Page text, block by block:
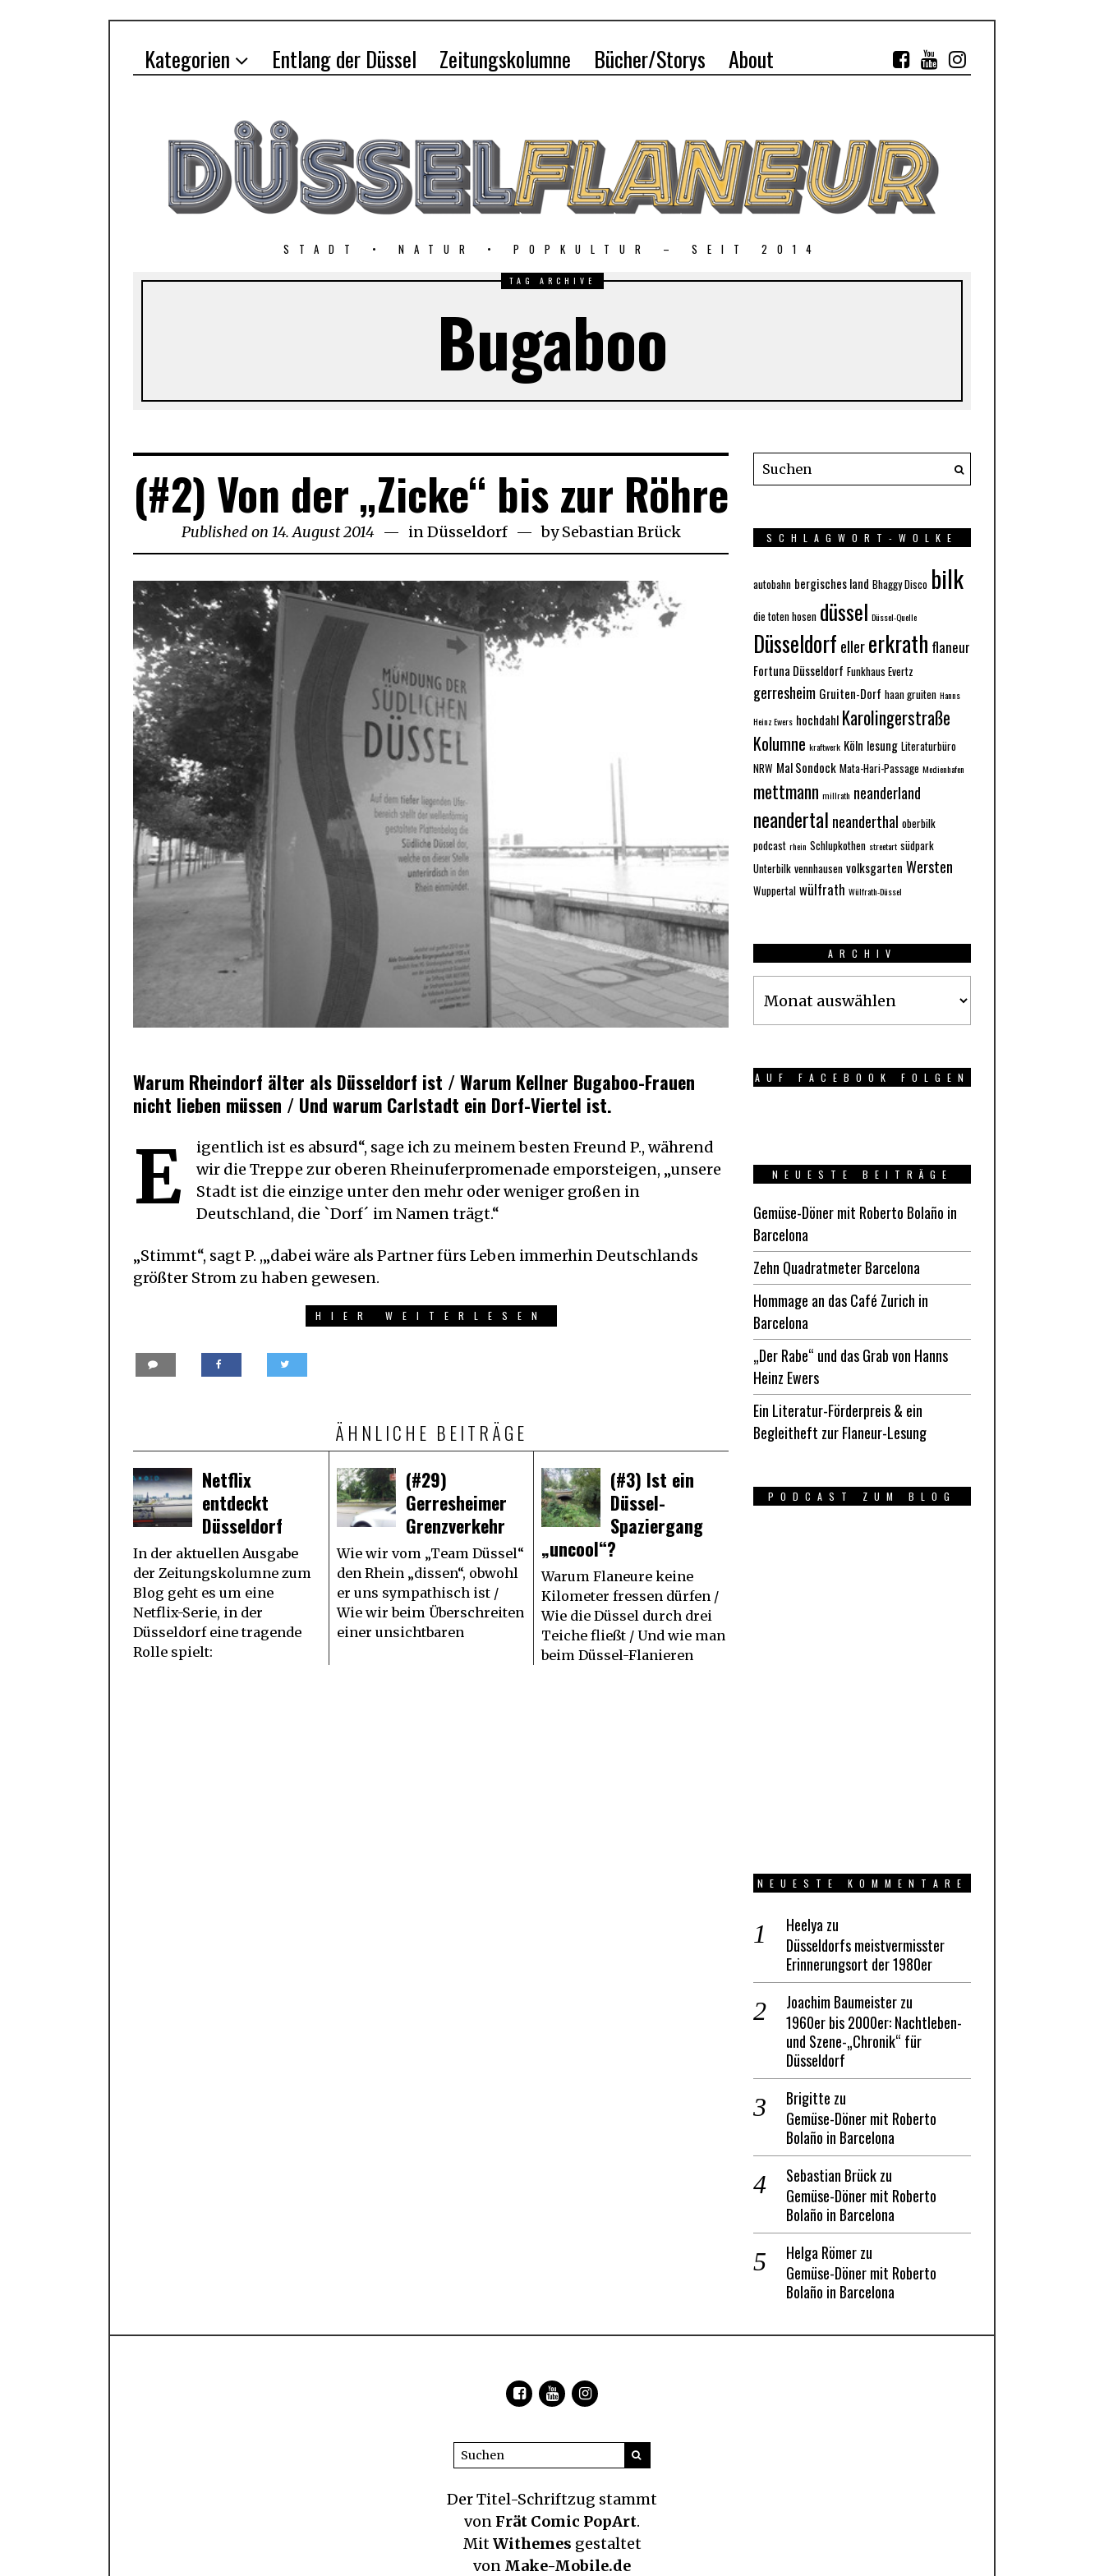
Kategorien Entlang der Düssel Zeitungskolumne Bücher/Storys About
STADT • NATUR • POPKULTUR – SEIT 2014
TAG ARCHIVE
Bugaboo
(#2) Von der „Zicke“ bis zur Röhre
Published on 14. August 201421.
November
2018
inDüsseldorf bySebastian Brück
Warum Rheindorf älter als Düsseldorf ist / Warum Kellner Bugaboo-Frauen
nicht lieben müssen / Und warum Carlstadt ein Dorf-Viertel ist.
E
igentlich ist es absurd“, sage ich zu meinem besten Freund P., während
wir die Treppe zur oberen Rheinuferpromenade emporsteigen, „unsere
Stadt ist die einzige unter den mehr oder weniger großen in
Deutschland, die `Dorf´ im Namen trägt.“
„Stimmt“, sagt P. ,„dabei wäre als Partner fürs Leben immerhin Deutschlands
größter Strom zu haben gewesen.
HIER WEITERLESEN
ÄHNLICHE BEITRÄGE
Netflix
entdeckt
Düsseldorf
In der aktuellen Ausgabe
der Zeitungskolumne zum
Blog geht es um eine
Netflix-Serie, in der
Düsseldorf eine tragende
Rolle spielt:
(#29)
Gerresheimer
Grenzverkehr
Wie wir vom „Team Düssel“
den Rhein „dissen“, obwohl
er uns sympathisch ist /
Wie wir beim Überschreiten
einer unsichtbaren
(#3) Ist ein
Düssel-
Spaziergang
„uncool“?
Warum Flaneure keine
Kilometer fressen dürfen /
Wie die Düssel durch drei
Teiche fließt / Und wie man
beim Düssel-Flanieren
SCHLAGWORT-WOLKE
autobahn bergisches land Bhaggy Disco bilk
die toten hosen düssel Düssel-Quelle
Düsseldorf ellererkrath flaneur
Fortuna Düsseldorf Funkhaus Evertz
gerresheim Gruiten-Dorf haan gruiten Hanns
Heinz Ewers hochdahl Karolingerstraße
Kolumne kraftwerk Köln lesung Literaturbüro
NRW Mal Sondock Mata-Hari-Passage Medienhafen
mettmann millrath neanderland
neandertal neanderthal oberbilk
podcast rhein Schlupkothen streetart südpark
Unterbilk vennhausen volksgarten Wersten
Wuppertal wülfrath Wülfrath-Düssel
ARCHIV
AUF FACEBOOK FOLGEN
NEUESTE BEITRÄGE
Gemüse-Döner mit Roberto Bolaño in
Barcelona
Zehn Quadratmeter Barcelona
Hommage an das Café Zurich in
Barcelona
„Der Rabe“ und das Grab von Hanns
Heinz Ewers
Ein Literatur-Förderpreis & ein
Begleitheft zur Flaneur-Lesung
PODCAST ZUM BLOG
NEUESTE KOMMENTARE
Heelya zu
Düsseldorfs meistvermisster
Erinnerungsort der 1980er
Joachim Baumeisterzu
1960er bis 2000er: Nachtleben-
und Szene-„Chronik“ für
Düsseldorf
Brigitte zu
Gemüse-Döner mit Roberto
Bolaño in Barcelona
Sebastian Brückzu
Gemüse-Döner mit Roberto
Bolaño in Barcelona
Helga Römerzu
Gemüse-Döner mit Roberto
Bolaño in Barcelona
Der Titel-Schriftzug stammt
von Frät Comic PopArt.
MitWithemes gestaltet
von Make-Mobile.de